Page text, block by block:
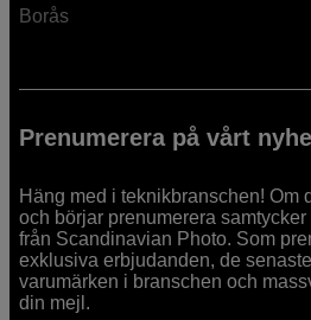
Borås
Prenumerera på vårt
Häng med i teknikbranschen! Om
och börjar prenumerera
från Scandinavian Photo. Som
exklusiva erbjudanden, de
varumärken i branschen och
din mejl.